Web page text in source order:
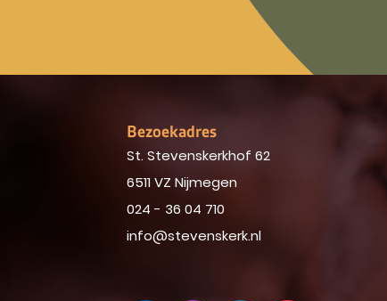
Bezoekadres
St. Stevenskerkhof 62
6511 VZ Nijmegen
024 - 36 04 710
info@stevenskerk.nl